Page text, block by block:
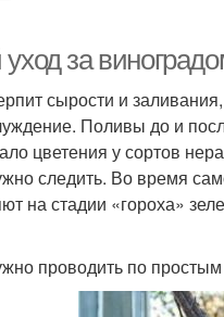
за
сырости и
Поливы до и
цветения у сортов
следить. Во время
на стадии «гороха»
проводить по